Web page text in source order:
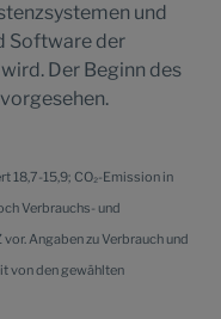
und
Software der
Der Beginn des
18,7-15,9; CO₂-Emission in
Verbrauchs- und
Angaben zu Verbrauch und
von den gewählten